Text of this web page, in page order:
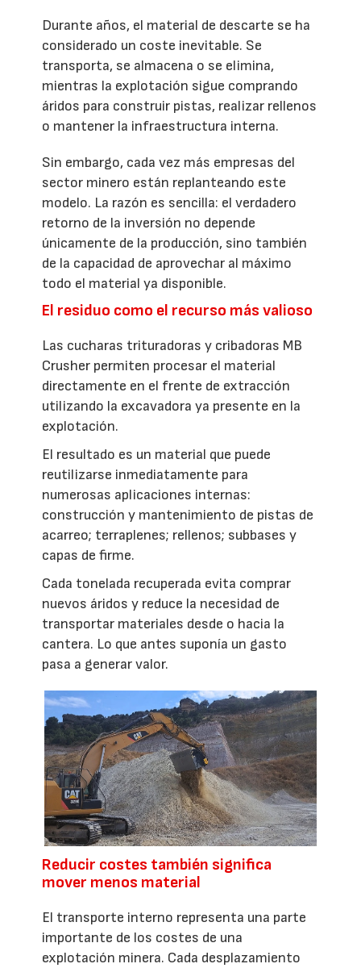
Durante años, el material de descarte se ha
considerado un coste inevitable. Se
transporta, se almacena o se elimina,
mientras la explotación sigue comprando
áridos para construir pistas, realizar rellenos
o mantener la infraestructura interna.
Sin embargo, cada vez más empresas del
sector minero están replanteando este
modelo. La razón es sencilla: el verdadero
retorno de la inversión no depende
únicamente de la producción, sino también
de la capacidad de aprovechar al máximo
todo el material ya disponible.
El residuo como el recurso más valioso
Las cucharas trituradoras y cribadoras MB
Crusher permiten procesar el material
directamente en el frente de extracción
utilizando la excavadora ya presente en la
explotación.
El resultado es un material que puede
reutilizarse inmediatamente para
numerosas aplicaciones internas:
construcción y mantenimiento de pistas de
acarreo; terraplenes; rellenos; subbases y
capas de firme.
Cada tonelada recuperada evita comprar
nuevos áridos y reduce la necesidad de
transportar materiales desde o hacia la
cantera. Lo que antes suponía un gasto
pasa a generar valor.
Reducir costes también significa
mover menos material
El transporte interno representa una parte
importante de los costes de una
explotación minera. Cada desplazamiento